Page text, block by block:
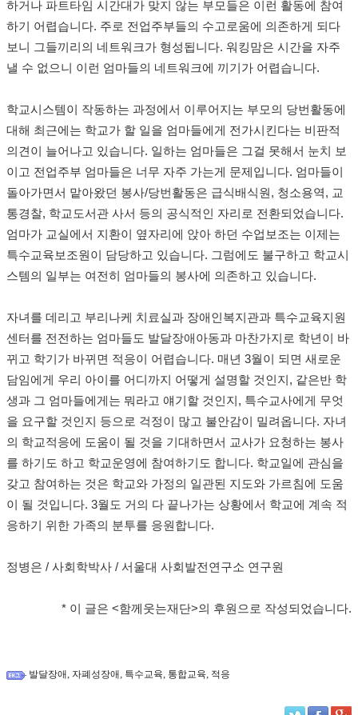
하거나 파트타임 시간대가 맞지 않는 부모들은 이런 활동에 참여
하기 어렵습니다. 주로 전업주부들의 수고로움에 의존하게 되다
보니 그들끼리의 네트워크가 형성됩니다. 워킹맘은 시간을 자주
낼 수 없으니 이런 엄마들의 네트워크에 끼기가 어렵습니다.
학교시스템이 작동하는 과정에서 이루어지는 부모의 당번활동에
대해 최근에는 학교가 할 일을 엄마들에게 전가시킨다는 비판적
의견이 늘어나고 있습니다. 일하는 엄마들은 그걸 못해서 눈치 보
이고 전업주부 엄마들은 너무 자주 가는게 문제입니다. 엄마들이
돌아가면서 맡아왔던 봉사/당번활동은 급식배식원, 청소용역, 교
통경찰, 학교도서관 사서 등의 공식적인 자리로 전환되었습니다.
엄마가 교실에서 지환이 옆자리에 앉아 하던 수업보조는 이제는
특수교육보조원이 담당하고 있습니다. 그럼에도 불구하고 학교시
스템의 일부는 여전히 엄마들의 봉사에 의존하고 있습니다.
자녀를 데리고 부리나케 치료실과 장애인복지관과 특수교육지원
센터를 전전하는 엄마들도 발달장애아동과 마찬가지로 학년이 바
뀌고 학기가 바뀌면 적응이 어렵습니다. 매년 3월이 되면 새로운
담임에게 우리 아이를 어디까지 어떻게 설명할 것인지, 같은반 학
생과 그 엄마들에게는 뭐라고 얘기할 것인지, 특수교사에게 무엇
을 요구할 것인지 등으로 걱정이 많고 불안감이 밀려옵니다. 자녀
의 학교적응에 도움이 될 것을 기대하면서 교사가 요청하는 봉사
를 하기도 하고 학교운영에 참여하기도 합니다. 학교일에 관심을
갖고 참여하는 것은 학교와 가정의 일관된 지도와 가르침에 도움
이 될 것입니다. 3월도 거의 다 끝나가는 상황에서 학교에 계속 적
응하기 위한 가족의 분투를 응원합니다.
정병은 / 사회학박사 / 서울대 사회발전연구소 연구원
* 이 글은 <함께웃는재단>의 후원으로 작성되었습니다.​
발달장애, 자폐성장애, 특수교육, 통합교육, 적응